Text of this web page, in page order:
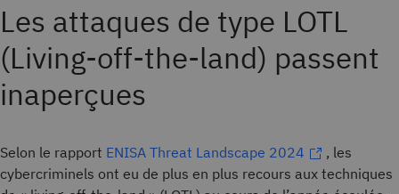
Les attaques de type LOTL
(Living-off-the-land) passent
inaperçues
Selon le rapport ENISA Threat Landscape 2024
, les
cybercriminels ont eu de plus en plus recours aux techniques